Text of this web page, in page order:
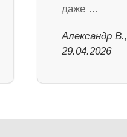
даже …
Александр В.,
29.04.2026